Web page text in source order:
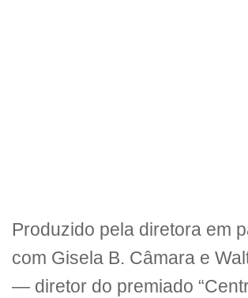
Produzido pela diretora em
com Gisela B. Câmara e
— diretor do premiado